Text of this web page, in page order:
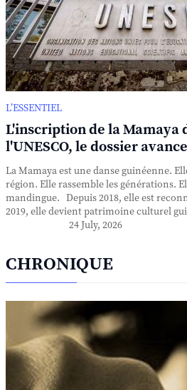
L’ESSENTIEL
L'inscription de la Mamaya
l'UNESCO, le dossier
La Mamaya est une danse guinéenne.
région. Elle rassemble les générations.
mandingue. Depuis 2018, elle est
2019, elle devient patrimoine culturel
24 July, 2026
CHRONIQUE